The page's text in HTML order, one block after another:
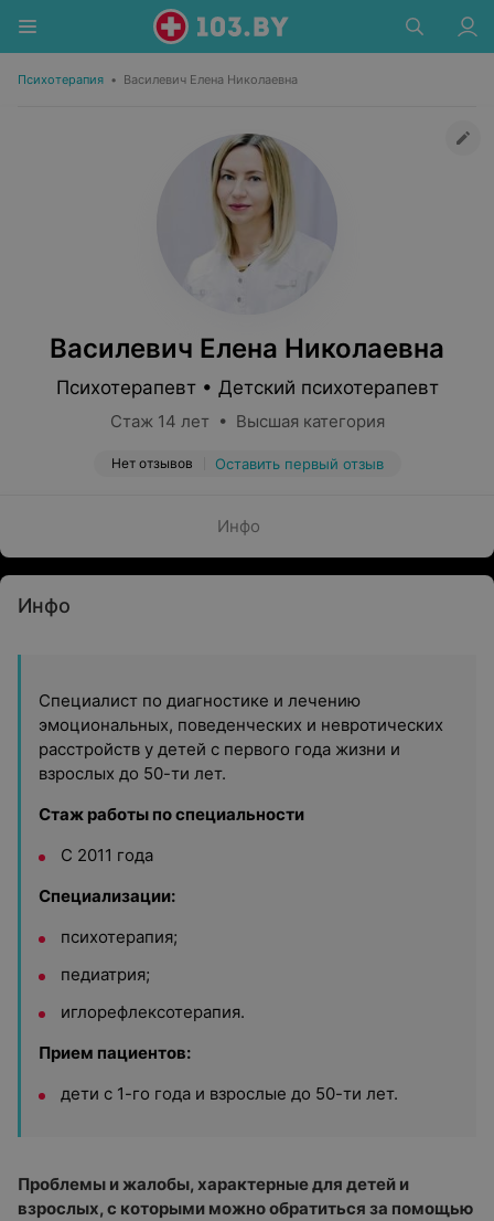
Психотерапия • Василевич Елена Николаевна
Василевич Елена Николаевна
Психотерапевт • Детский психотерапевт
Стаж 14 лет • Высшая категория
Нет отзывов Оставить первый отзыв
Инфо
Инфо
Специалист по диагностике и лечению
эмоциональных, поведенческих и невротических
расстройств у детей с первого года жизни и
взрослых до 50-ти лет.
Стаж работы по специальности
С 2011 года
Специализации:
психотерапия;
педиатрия;
иглорефлексотерапия.
Прием пациентов:
дети с 1-го года и взрослые до 50-ти лет.
Проблемы и жалобы, характерные для детей и
взрослых, с которыми можно обратиться за помощью